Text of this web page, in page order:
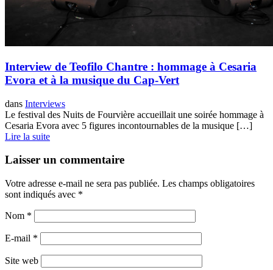
Interview de Teofilo Chantre : hommage à Cesaria
Evora et à la musique du Cap-Vert
dans Interviews
Le festival des Nuits de Fourvière accueillait une soirée hommage à
Cesaria Evora avec 5 figures incontournables de la musique […]
Lire la suite
Laisser un commentaire
Votre adresse e-mail ne sera pas publiée. Les champs obligatoires
sont indiqués avec *
Nom *
E-mail *
Site web